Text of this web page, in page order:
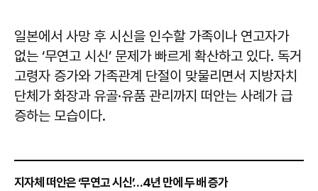
일본에서 사망 후 시신을 인수할 가족이나 연고자가
없는 ‘무연고 시신’ 문제가 빠르게 확산하고 있다. 독거
고령자 증가와 가족관계 단절이 맞물리면서 지방자치
단체가 화장과 유골·유품 관리까지 떠안는 사례가 급
증하는 모습이다.
지자체 떠안은 ‘무연고 시신’…4년 만에 두 배 증가